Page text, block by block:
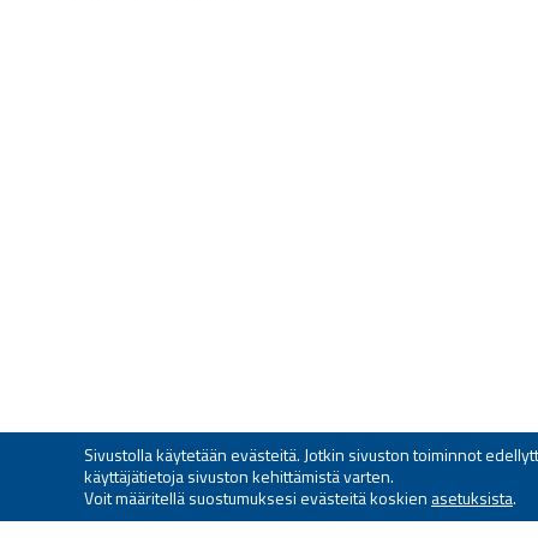
Sivustolla käytetään evästeitä. Jotkin sivuston toiminnot
käyttäjätietoja sivuston kehittämistä varten.
Voit määritellä suostumuksesi evästeitä koskien asetuksista.